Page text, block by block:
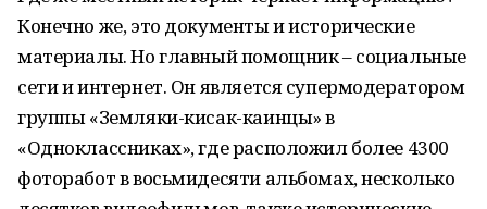
Конечно же, это документы и исторические
материалы. Но главный помощник – социальные
сети и интернет. Он является супермодератором
группы «Земляки-кисак-каинцы» в
«Одноклассниках», где расположил более 4300
фоторабот в восьмидесяти альбомах, несколько